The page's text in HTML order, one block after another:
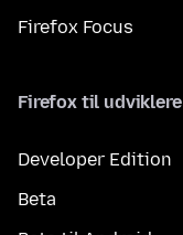
Firefox Focus
Firefox til udviklere
Developer Edition
Beta